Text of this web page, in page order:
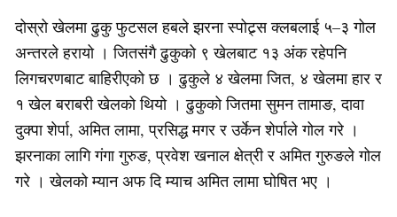
दोस्रो खेलमा ढुकु फुटसल हबले झरना स्पोट्र्स क्लबलाई ५–३ गोल
अन्तरले हरायो । जितसंगै ढुकुको ९ खेलबाट १३ अंक रहेपनि
लिगचरणबाट बाहिरीएको छ । ढुकुले ४ खेलमा जित, ४ खेलमा हार र
१ खेल बराबरी खेलको थियो । ढुकुको जितमा सुमन तामाङ, दावा
दुक्पा शेर्पा, अमित लामा, प्रसिद्ध मगर र उर्केन शेर्पाले गोल गरे ।
झरनाका लागि गंगा गुरुङ, प्रवेश खनाल क्षेत्री र अमित गुरुङले गोल
गरे । खेलको म्यान अफ दि म्याच अमित लामा घोषित भए ।